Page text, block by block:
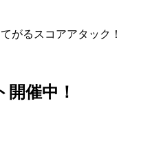
がるスコアアタック！
催中！